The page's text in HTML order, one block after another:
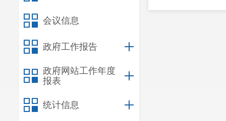
会议信息
政府工作报告
政府网站工作年度
报表
统计信息